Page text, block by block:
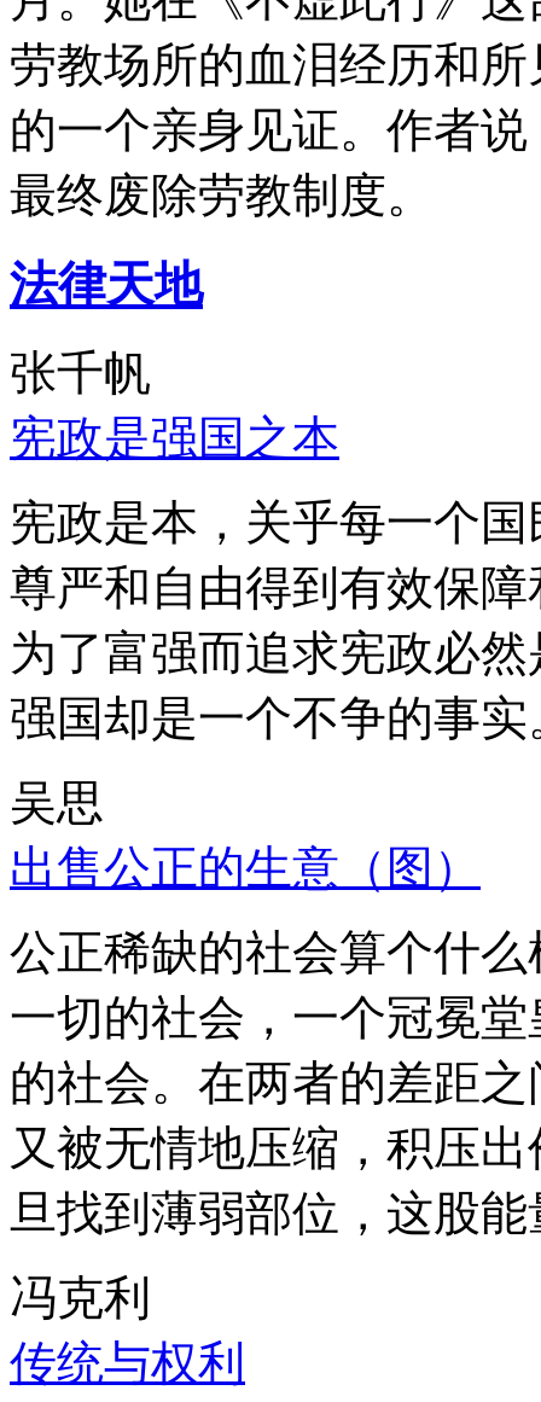
劳教场所的血泪经历和
的一个亲身见证。作者
最终废除劳教制度。
法律天地
张千帆
宪政是强国之本
宪政是本，关乎每一个
尊严和自由得到有效保
为了富强而追求宪政必
强国却是一个不争的事实
吴思
出售公正的生意（图）
公正稀缺的社会算个什
一切的社会，一个冠冕
的社会。在两者的差距
又被无情地压缩，积压
旦找到薄弱部位，这股
冯克利
传统与权利